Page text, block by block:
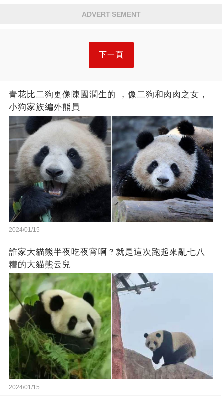
ADVERTISEMENT
下一頁
青花比二狗更像陳園潤生的 ​​，像二狗和肉肉之女，
小狗家族編外熊員
2024/01/15
誰家大貓熊半夜吃夜宵啊？就是這次跑起來亂七八
糟的大貓熊云兒
2024/01/15